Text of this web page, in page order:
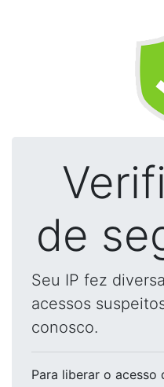
de
Seu IP fez
acessos
conosco.
Para liberar o acesso